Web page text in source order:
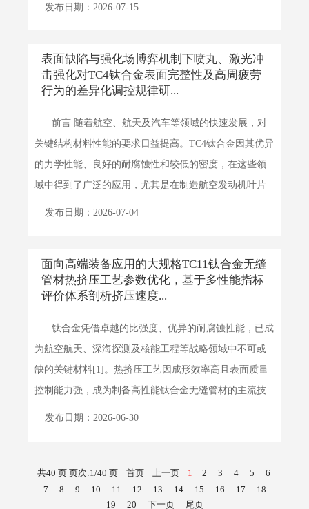
发布日期：2026-07-15
表面缺陷与强化场博弈机制下喷丸、激光冲
击强化对TC4钛合金表面完整性及高周疲劳
行为的差异化调控规律研...
前言 随着航空、航天及汽车等领域的快速发展，对
关键结构材料性能的要求日益提高。TC4钛合金因其优异
的力学性能、良好的耐腐蚀性和较低的密度，在这些领
域中得到了广泛的应用，尤其是在制造航空发动机叶片
发布日期：2026-07-04
面向高端装备应用的大规格TC11钛合金无缝
管材热挤压工艺参数优化，基于多性能指标
评价体系剖析挤压速度...
钛合金凭借卓越的比强度、优异的耐腐蚀性能，已成
为航空航天、深海探测及核能工程等战略领域中不可或
缺的关键材料[1]。热挤压工艺因成形效率高且表面质量
控制能力强，成为制备高性能钛合金无缝管材的主流技
术。然...
发布日期：2026-06-30
共40 页 页次:1/40 页 首页 上一页 1 2 3 4 5
6
7
8 9 10 11 12 13 14 15 16 17
18
19
20 下一页 尾页